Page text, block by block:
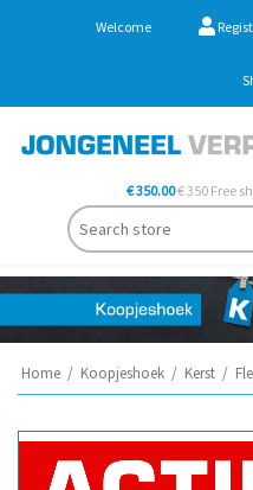
Welcome
€ 350.00€ 350 Free
Home / Koopjeshoek / Kerst /